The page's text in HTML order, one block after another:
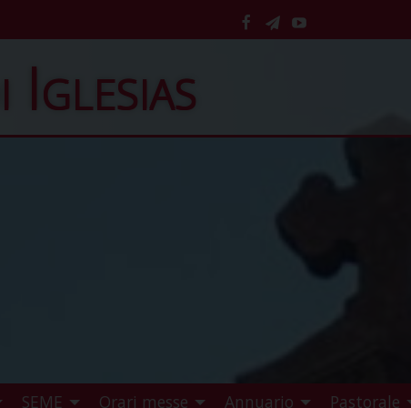
facebook
telegram
YouTube
Iglesias
SEME Orari messe Annuario Pastorale